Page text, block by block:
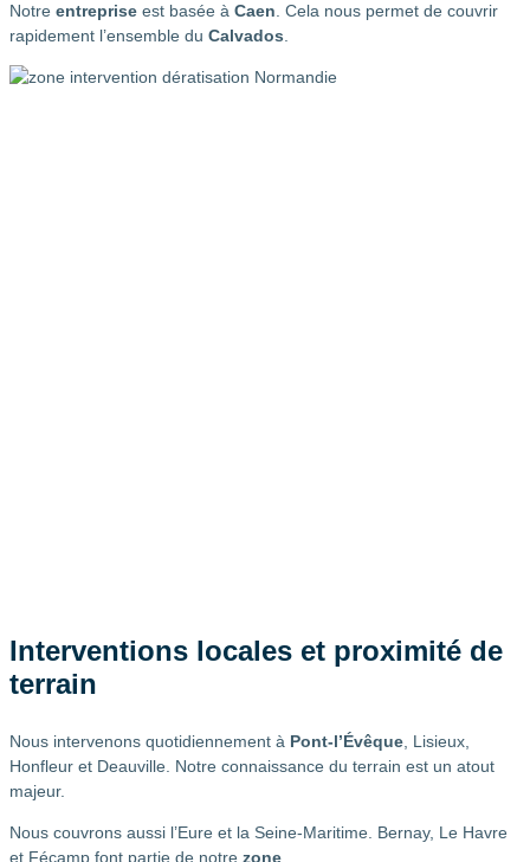
Notre entreprise est basée à Caen . Cela nous permet de couvrir
rapidement l’ensemble du Calvados
Interventions locales et proximité de
terrain
Nous intervenons quotidiennement à Pont-l’Évêque , Lisieux,
Honfleur et Deauville. Notre connaissance du terrain est un atout
majeur.
Nous couvrons aussi l’Eure et la Seine-Maritime. Bernay, Le Havre
et Fécamp font partie de notre zone